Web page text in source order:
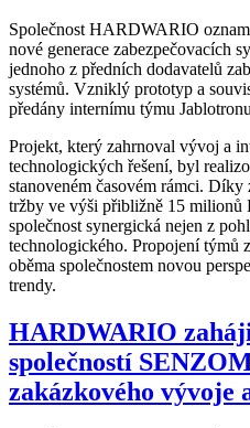
Společnost HARDWARIO
nové generace zabezpečovacích
jednoho z předních dodavatelů
systémů. Vzniklý prototyp a
předány internímu týmu
Projekt, který zahrnoval vývoj a
technologických řešení, byl
stanoveném časovém rámci.
tržby ve výši přibližně 15 milionů
společnost synergická nejen z
technologického. Propojení týmů
oběma společnostem novou
trendy.
HARDWARIO
společností
zakázkového vývoje